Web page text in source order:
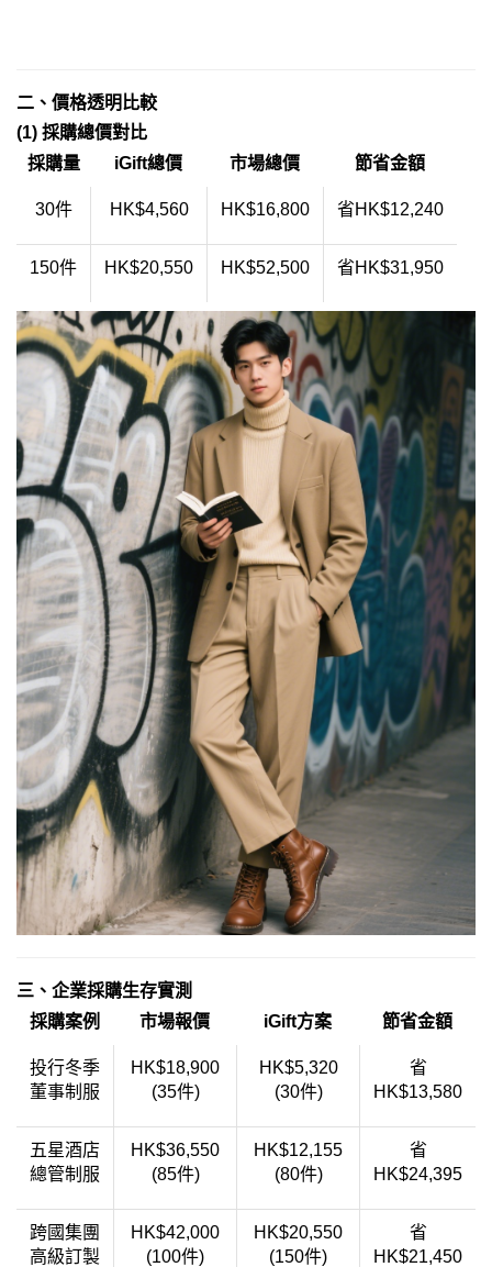
二 、 價格透明比較
(1) 採購總價對比
採購量
iGift總價 市場總價 節省金額
30件 HK$4,560 HK$16,800 省HK$12,240
150件 HK$20,550 HK$52,500 省HK$31,950
三 、企業採購生存實測
採購案例
市場報價 iGift方案 節省金額
投行冬季
董事制服
HK$18,900
(35件)
HK$5,320
(30件)
省
HK$13,580
五星酒店
總管制服
HK$36,550
(85件)
HK$12,155
(80件)
省
HK$24,395
跨國集團
高級訂製
HK$42,000
(100件)
HK$20,550
(150件)
省
HK$21,450